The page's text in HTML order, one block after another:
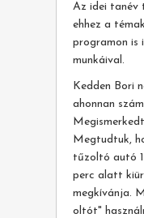
Az idei tanév
ehhez a
programon is
munkáival.
Kedden Bori
ahonnan
Megtudtuk,
tűzoltó autó
perc alatt
megkívánja.
oltót"